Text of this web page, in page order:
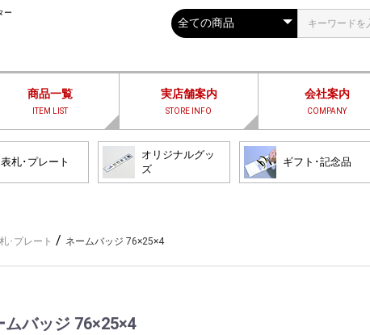
ー
商品一覧
ITEM LIST
実店舗案内
STORE INFO
会社案内
COMPANY
表札･プレート
オリジナルグッ
ズ
ギフト･記念品
･プレート / ネームバッジ 76×25×4
ムバッジ 76×25×4